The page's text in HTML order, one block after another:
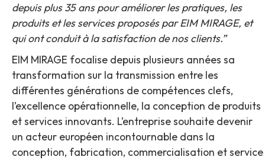
depuis plus 35 ans pour améliorer les pratiques, les
produits et les services proposés par EIM MIRAGE, et
qui ont conduit à la satisfaction de nos clients.”
EIM MIRAGE focalise depuis plusieurs années sa
transformation sur la transmission entre les
différentes générations de compétences clefs,
l’excellence opérationnelle, la conception de produits
et services innovants. L’entreprise souhaite devenir
un acteur européen incontournable dans la
conception, fabrication, commercialisation et service